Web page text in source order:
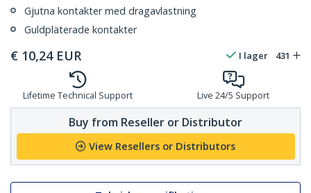
Gjutna kontakter med dragavlastning
Guldpläterade kontakter
€ 10,24 EUR I lager 431
Lifetime Technical Support Live 24/5 Support
Buy from Reseller or Distributor
View Resellers or Distributors